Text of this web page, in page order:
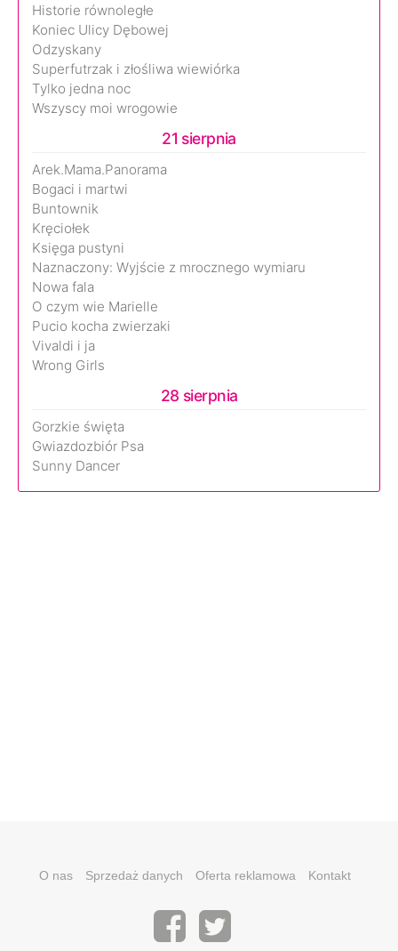
Historie równoległe
Koniec Ulicy Dębowej
Odzyskany
Superfutrzak i złośliwa wiewiórka
Tylko jedna noc
Wszyscy moi wrogowie
21 sierpnia
Arek.Mama.Panorama
Bogaci i martwi
Buntownik
Kręciołek
Księga pustyni
Naznaczony: Wyjście z mrocznego wymiaru
Nowa fala
O czym wie Marielle
Pucio kocha zwierzaki
Vivaldi i ja
Wrong Girls
28 sierpnia
Gorzkie święta
Gwiazdozbiór Psa
Sunny Dancer
O nas Sprzedaż danych Oferta reklamowa Kontakt